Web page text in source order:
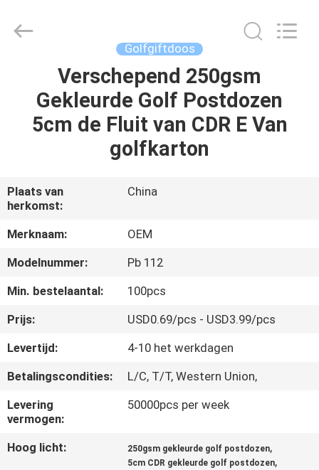
PRODUCTEN
ONS
FABRIEKSREIS
KWALITEITSCONTROLE
CONTACTEER
ONS
VERZOEK
OM
EEN
CO.,LTD.
Golfgiftdoos
Verschepend 250gsm
Gekleurde Golf Postdozen
5cm de Fluit van CDR E Van
golfkarton
Plaats van
herkomst:
China
Merknaam:
OEM
Modelnummer:
Pb 112
Min. bestelaantal:
100pcs
Prijs:
USD0.69/pcs - USD3.99/pcs
Levertijd:
4-10 het werkdagen
Betalingscondities:
L/C, T/T, Western Union,
Levering
vermogen:
50000pcs per week
Hoog licht: 250gsm gekleurde golf postdozen,
5cm CDR gekleurde golf postdozen,